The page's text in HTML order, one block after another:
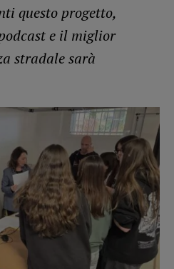
questo progetto,
e il miglior
stradale sarà